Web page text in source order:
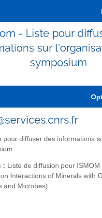
- Liste pour
sur
symposium
pour diffuser des informations
: Liste de diffusion pour ISMOM
Interactions of Minerals with
and Microbes).